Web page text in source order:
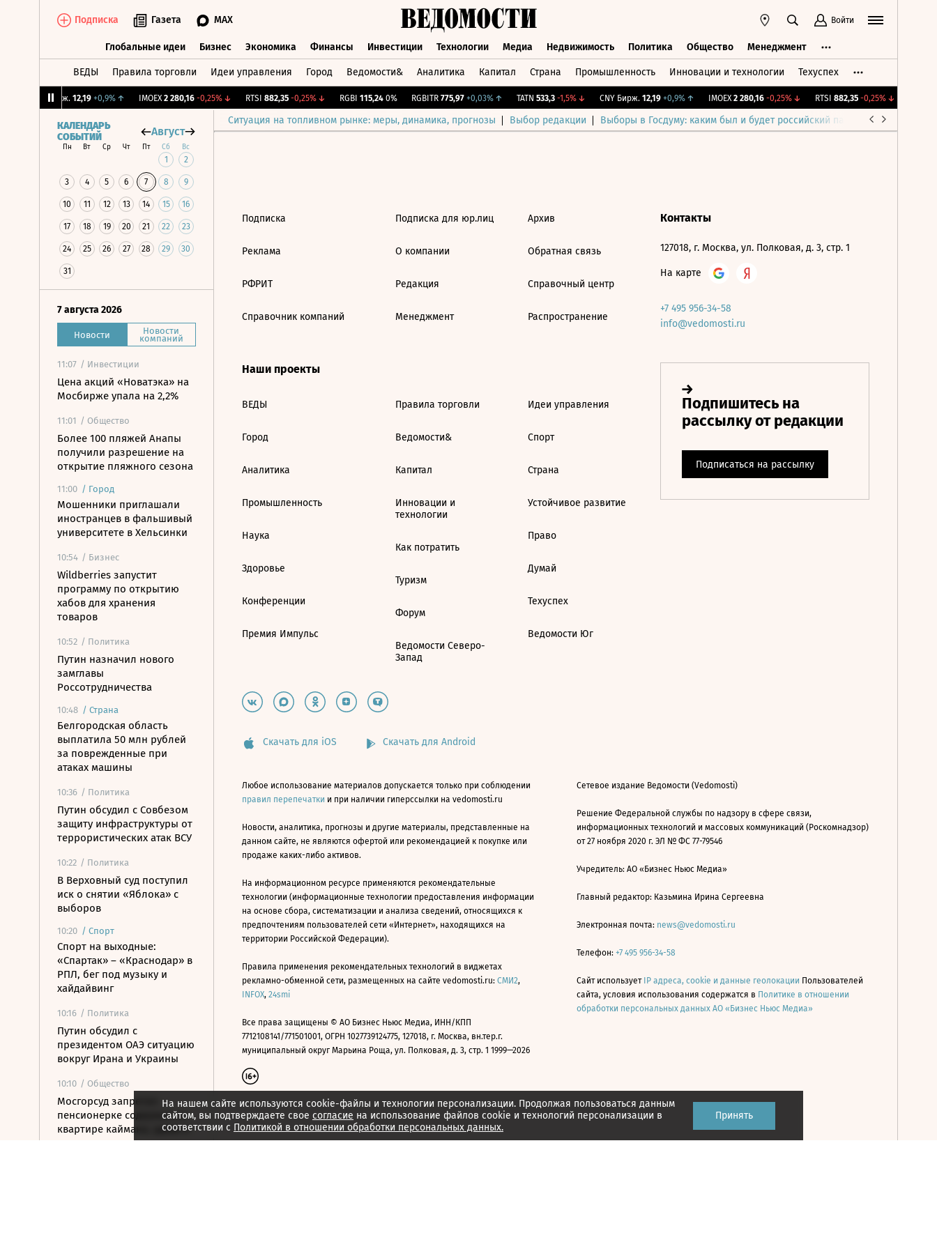
Подписка Газета MAX Войти
Глобальные идеи Бизнес Экономика Финансы Инвестиции Технологии Медиа Недвижимость Политика Общество Менеджмент
ВЕДЫ Правила торговли Идеи управления Город Ведомости& Аналитика Капитал Страна Промышленность Инновации и технологии Техуспех
CNY Бирж. 12,19 +0,9%↑ IMOEX 2 280,16 -0,25%↓ RTSI 882,35 -0,25%↓ RGBI 115,24 0% RGBITR 775,97 +0,03%↑ TATN 533,3 -1,5%↓ CNY Бирж. 12,19 +0,9%↑ IMOEX 2 280,16 -0,25%↓ RTSI 882,35 -0,25%↓
Ситуация на топливном рынке: меры, динамика, прогнозы Выбор редакции Выборы в Госдуму: каким был и будет российский парламент
КАЛЕНДАРЬ
СОБЫТИЙ
Август
Пн Вт Ср Чт Пт Сб Вс
1 2
3 4 5 6 7 8 9
10 11 12 13 14 15 16
17 18 19 20 21 22 23
24 25 26 27 28 29 30
31
7 августа 2026
Новости Новости
компаний
11:07 / Инвестиции
Цена акций «Новатэка» на
Мосбирже упала на 2,2%
11:01 / Общество
Более 100 пляжей Анапы
получили разрешение на
открытие пляжного сезона
11:00 / Город
Мошенники приглашали
иностранцев в фальшивый
университете в Хельсинки
10:54 / Бизнес
Wildberries запустит
программу по открытию
хабов для хранения
товаров
10:52 / Политика
Путин назначил нового
замглавы
Россотрудничества
10:48 / Страна
Белгородская область
выплатила 50 млн рублей
за поврежденные при
атаках машины
10:36 / Политика
Путин обсудил с Совбезом
защиту инфраструктуры от
террористических атак ВСУ
10:22 / Политика
В Верховный суд поступил
иск о снятии «Яблока» с
выборов
10:20 / Спорт
Спорт на выходные:
«Спартак» – «Краснодар» в
РПЛ, бег под музыку и
хайдайвинг
10:16 / Политика
Путин обсудил с
президентом ОАЭ ситуацию
вокруг Ирана и Украины
10:10 / Общество
Мосгорсуд запретил
пенсионерке содержать в
квартире каймана, удава и
На нашем сайте используются cookie-файлы и технологии персонализации. Продолжая пользоваться данным
сайтом, вы подтверждаете свое согласие на использование файлов cookie и технологий персонализации в
соответствии с Политикой в отношении обработки персональных данных.
Принять
Подписка
Реклама
РФРИТ
Справочник компаний
Подписка для юр.лиц
О компании
Редакция
Менеджмент
Архив
Обратная связь
Справочный центр
Распространение
Наши проекты
ВЕДЫ
Город
Аналитика
Промышленность
Наука
Здоровье
Конференции
Премия Импульс
Правила торговли
Ведомости&
Капитал
Инновации и
технологии
Как потратить
Туризм
Форум
Ведомости Северо-
Запад
Идеи управления
Спорт
Страна
Устойчивое развитие
Право
Думай
Техуспех
Ведомости Юг
Контакты
127018, г. Москва, ул. Полковая, д. 3, стр. 1
На карте
+7 495 956-34-58
info@vedomosti.ru
Скачать для iOS Скачать для Android
Любое использование материалов допускается только при соблюдении
правил перепечатки и при наличии гиперссылки на vedomosti.ru
Новости, аналитика, прогнозы и другие материалы, представленные на
данном сайте, не являются офертой или рекомендацией к покупке или
продаже каких-либо активов.
На информационном ресурсе применяются рекомендательные
технологии (информационные технологии предоставления информации
на основе сбора, систематизации и анализа сведений, относящихся к
предпочтениям пользователей сети «Интернет», находящихся на
территории Российской Федерации).
Правила применения рекомендательных технологий в виджетах
рекламно-обменной сети, размещенных на сайте vedomosti.ru: СМИ2,
INFOX, 24smi
Все права защищены © АО Бизнес Ньюс Медиа, ИНН/КПП
7712108141/771501001, ОГРН 1027739124775, 127018, г. Москва, вн.тер.г.
муниципальный округ Марьина Роща, ул. Полковая, д. 3, стр. 1 1999—2026
Сетевое издание Ведомости (Vedomosti)
Решение Федеральной службы по надзору в сфере связи,
информационных технологий и массовых коммуникаций (Роскомнадзор)
от 27 ноября 2020 г. ЭЛ № ФС 77-79546
Учредитель: АО «Бизнес Ньюс Медиа»
Главный редактор: Казьмина Ирина Сергеевна
Электронная почта: news@vedomosti.ru
Телефон: +7 495 956-34-58
Сайт использует IP адреса, cookie и данные геолокации Пользователей
сайта, условия использования содержатся в Политике в отношении
обработки персональных данных АО «Бизнес Ньюс Медиа»